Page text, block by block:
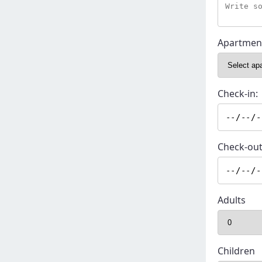
Check-in:
Check-
Adults
Children